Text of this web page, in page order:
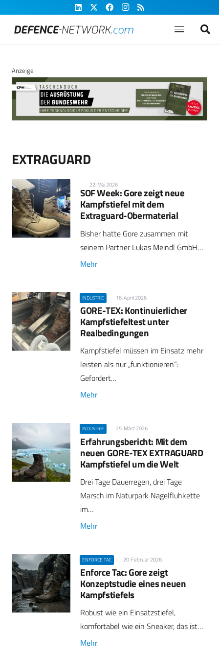
Anzeige
EXTRAGUARD
22. Mai 2026
SOF Week: Gore zeigt neue
Kampfstiefel mit dem
Extraguard-Obermaterial
Bisher hatte Gore zusammen mit
seinem Partner Lukas Meindl GmbH…
Mehr
INDUSTRIE 16. April 2026
GORE-TEX: Kontinuierlicher
Kampfstiefeltest unter
Realbedingungen
Kampfstiefel müssen im Einsatz mehr
leisten als nur „funktionieren“:
Gefordert…
Mehr
INDUSTRIE 25. März 2026
Erfahrungsbericht: Mit dem
neuen GORE-TEX EXTRAGUARD
Kampfstiefel um die Welt
Drei Tage Dauerregen, drei Tage
Marsch im Naturpark Nagelfluhkette
im…
Mehr
ENFORCE TAC 20. Februar 2026
Enforce Tac: Gore zeigt
Konzeptstudie eines neuen
Kampfstiefels
Robust wie ein Einsatzstiefel,
komfortabel wie ein Sneaker, das ist…
Mehr